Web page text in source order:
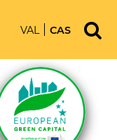
VAL CAS